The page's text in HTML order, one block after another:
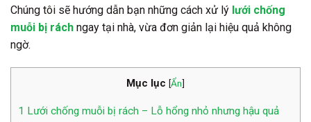
Chúng tôi sẽ hướng dẫn bạn những cách xử lý lưới chống
muỗi bị rách ngay tại nhà, vừa đơn giản lại hiệu quả không
ngờ.
Mục lục [Ẩn]
1 Lưới chống muỗi bị rách – Lỗ hổng nhỏ nhưng hậu quả